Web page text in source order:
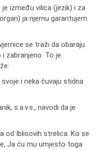
između vilica (jezik) i za
ja njemu garantujem
se traži da obaraju
zabranjeno. To je
i neka čuvaju stidna
s.a.v.s., navodi da je
od Iblisovih strelica. Ko se
Ja ću mu umjesto toga